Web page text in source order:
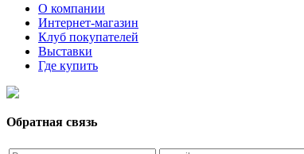
О компании
Интернет-магазин
Клуб покупателей
Выставки
Где купить
Обратная связь